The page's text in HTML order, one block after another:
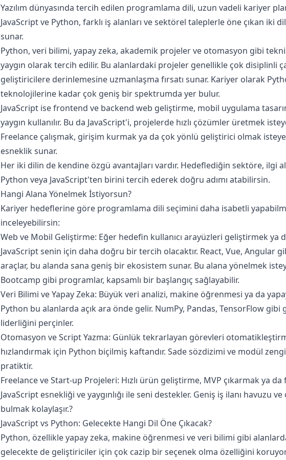
Yazılım dünyasında tercih edilen programlama dili, uzun vadeli kariyer
JavaScript ve Python, farklı iş alanları ve sektörel taleplerle öne çıkan iki
sunar.
Python, veri bilimi, yapay zeka, akademik projeler ve otomasyon gibi
yaygın olarak tercih edilir. Bu alanlardaki projeler genellikle çok disiplinli
geliştiricilere derinlemesine uzmanlaşma fırsatı sunar. Kariyer olarak
teknolojilerine kadar çok geniş bir spektrumda yer bulur.
JavaScript ise frontend ve backend web geliştirme, mobil uygulama
yaygın kullanılır. Bu da JavaScript'i, projelerde hızlı çözümler üretmek
Freelance çalışmak, girişim kurmak ya da çok yönlü geliştirici olmak
esneklik sunar.
Her iki dilin de kendine özgü avantajları vardır. Hedeflediğin sektöre, ilgi
Python veya JavaScript'ten birini tercih ederek doğru adımı atabilirsin.
Hangi Alana Yönelmek İstiyorsun?
Kariyer hedeflerine göre programlama dili seçimini daha isabetli
inceleyebilirsin:
Web ve Mobil Geliştirme: Eğer hedefin kullanıcı arayüzleri geliştirmek
JavaScript senin için daha doğru bir tercih olacaktır. React, Vue, Angular
araçlar, bu alanda sana geniş bir ekosistem sunar. Bu alana yönelmek
Bootcamp gibi programlar, kapsamlı bir başlangıç sağlayabilir.
Veri Bilimi ve Yapay Zeka: Büyük veri analizi, makine öğrenmesi ya da
Python bu alanlarda açık ara önde gelir. NumPy, Pandas, TensorFlow
liderliğini perçinler.
Otomasyon ve Script Yazma: Günlük tekrarlayan görevleri
hızlandırmak için Python biçilmiş kaftandır. Sade sözdizimi ve modül
pratiktir.
Freelance ve Start-up Projeleri: Hızlı ürün geliştirme, MVP çıkarmak ya
JavaScript esnekliği ve yaygınlığı ile seni destekler. Geniş iş ilanı havuzu
bulmak kolaylaşır.?
JavaScript vs Python: Gelecekte Hangi Dil Öne Çıkacak?
Python, özellikle yapay zeka, makine öğrenmesi ve veri bilimi gibi
gelecekte de geliştiriciler için çok cazip bir seçenek olma özelliğini